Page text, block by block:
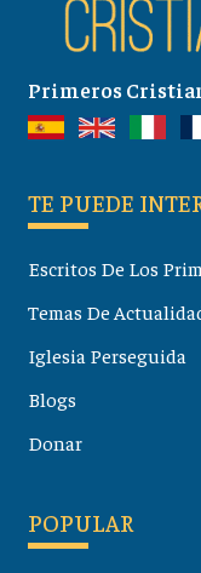
Primeros
TE PUEDE
Escritos De Los
Temas De
Iglesia Perseguida
Blogs
Donar
POPULAR